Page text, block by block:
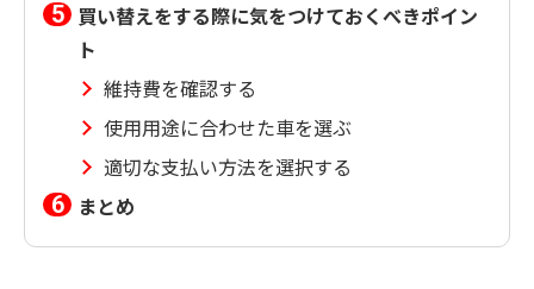
買い替えをする際に気をつけておくべきポイン
ト
維持費を確認する
使用用途に合わせた車を選ぶ
適切な支払い方法を選択する
まとめ